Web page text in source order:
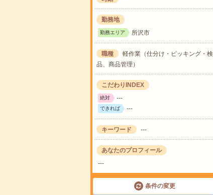
勤務地
勤務エリア 所沢市
職種
軽作業（仕分け・ピッキング・検
品、商品管理）
こだわりINDEX
絶対 ---
できれば ---
キーワード ---
あなたのプロフィール
---
条件の変更